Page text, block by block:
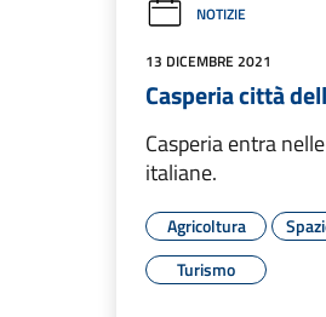
NOTIZIE
13 DICEMBRE 2021
Casperia città
Casperia entra
italiane.
Agricoltura
Turismo